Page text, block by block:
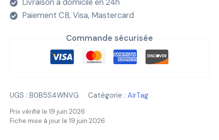
Livraison à domicile en 24h
Paiement CB, Visa, Mastercard
Commande sécurisée
UGS : B0B5S4WNVG Catégorie : AirTag
Prix vérifié le 19 juin 2026
Fiche mise à jour le 19 juin 2026